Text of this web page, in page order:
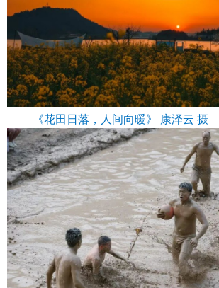
《花田日落，人间向暖》 康泽云 摄